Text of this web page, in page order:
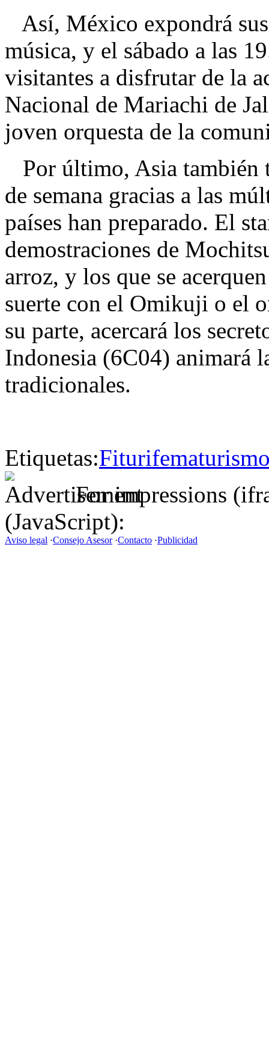
Así, México expondrá
música, y el sábado a las
visitantes a disfrutar de la
Nacional de Mariachi de
joven orquesta de la
Por último, Asia también
de semana gracias a las
países han preparado. El
demostraciones de
arroz, y los que se
suerte con el Omikuji o el
su parte, acercará los
Indonesia (6C04) animará
tradicionales.
Etiquetas:Fiturifema
For impressions
(JavaScript):
Aviso legal ·Consejo Asesor·Contacto ·Publicidad